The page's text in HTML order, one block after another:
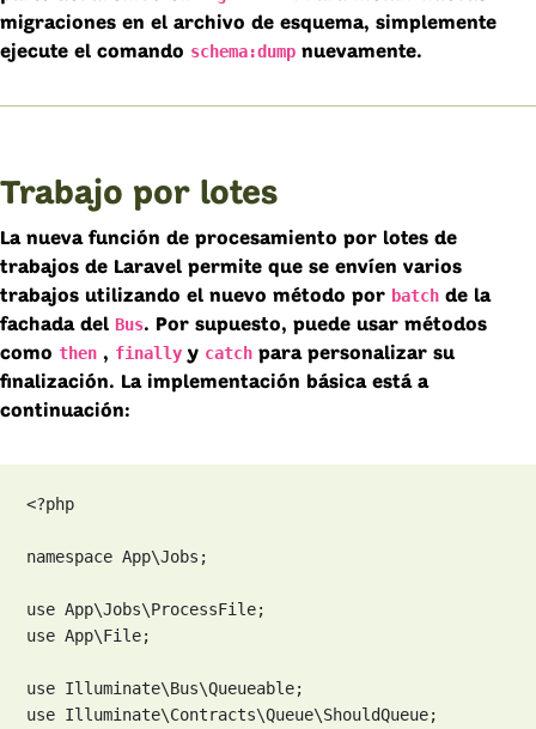
migraciones en el archivo de esquema, simplemente
ejecute el comando schema:dump nuevamente.
Trabajo por lotes
La nueva función de procesamiento por lotes de
trabajos de Laravel permite que se envíen varios
trabajos utilizando el nuevo método por batch de la
fachada del Bus. Por supuesto, puede usar métodos
como then , finally y catch para personalizar su
finalización. La implementación básica está a
continuación:
<?php
namespace App\Jobs;
use App\Jobs\ProcessFile;
use App\File;
use Illuminate\Bus\Queueable;
use Illuminate\Contracts\Queue\ShouldQueue;